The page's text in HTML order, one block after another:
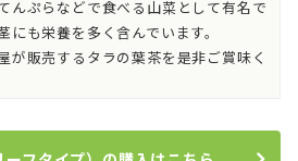
んぷらなどで食べる山菜として有名で
にも栄養を多く含んでいます。
が販売するタラの葉茶を是非ご賞味く